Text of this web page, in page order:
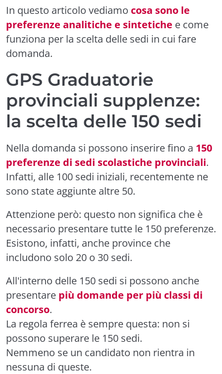
In questo articolo vediamo cosa sono le
preferenze analitiche e sintetiche e come
funziona per la scelta delle sedi in cui fare
domanda.
GPS Graduatorie
provinciali supplenze:
la scelta delle 150 sedi
Nella domanda si possono inserire fino a 150
preferenze di sedi scolastiche provinciali.
Infatti, alle 100 sedi iniziali, recentemente ne
sono state aggiunte altre 50.
Attenzione però: questo non significa che è
necessario presentare tutte le 150 preferenze.
Esistono, infatti, anche province che
includono solo 20 o 30 sedi.
All'interno delle 150 sedi si possono anche
presentare più domande per più classi di
concorso.
La regola ferrea è sempre questa: non si
possono superare le 150 sedi.
Nemmeno se un candidato non rientra in
nessuna di queste.